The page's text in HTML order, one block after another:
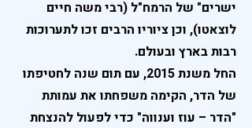
ישרים" של הרמח"ל (רבי משה חיים
לוצאטו), וכן ציוריו הרבים זכו לתערוכות
רבות בארץ ובעולם.
החל משנת 2015, עם תום שנה לחטיפתו
של הדר, הקימה משפחתו את עמותת
"הדר – עוז וענווה" כדי לפעול להנצחת